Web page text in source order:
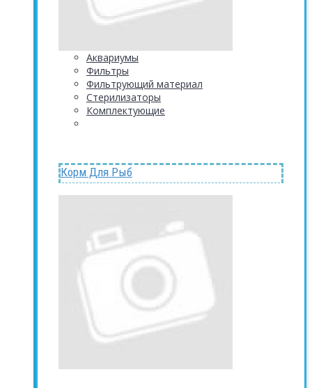
Аквариумы
Фильтры
Фильтрующий материал
Стерилизаторы
Комплектующие
Корм Для Рыб